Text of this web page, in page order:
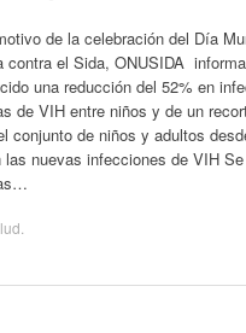
de la celebración del Día
contra el Sida, ONUSIDA
una reducción del 52% en
de VIH entre niños y de un
conjunto de niños y adultos
las nuevas infecciones de VIH